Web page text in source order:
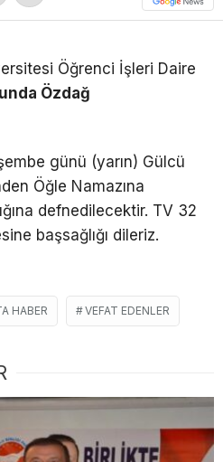
Öğrenci İşleri Daire
Özdağ
günü (yarın) Gülcü
Öğle Namazına
defnedilecektir. TV 32
başsağlığı dileriz.
HABER VEFAT EDENLER